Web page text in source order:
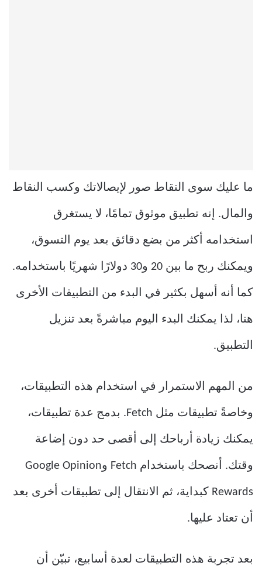
ما عليك سوى التقاط صور لإيصالاتك وكسب النقاط
والمال. إنه تطبيق موثوق تمامًا، لا يستغرق
استخدامه أكثر من بضع دقائق بعد يوم التسوق،
ويمكنك ربح ما بين 20 و30 دولارًا شهريًا باستخدامه.
كما أنه أسهل بكثير في البدء من التطبيقات الأخرى
هنا، لذا يمكنك البدء اليوم مباشرةً بعد تنزيل
التطبيق.
من المهم الاستمرار في استخدام هذه التطبيقات،
وخاصةً تطبيقات مثل Fetch. بدمج عدة تطبيقات،
يمكنك زيادة أرباحك إلى أقصى حد دون إضاعة
وقتك. أنصحك باستخدام Fetch وGoogle Opinion
Rewards كبداية، ثم الانتقال إلى تطبيقات أخرى بعد
أن تعتاد عليها.
بعد تجربة هذه التطبيقات لعدة أسابيع، تبيّن أن